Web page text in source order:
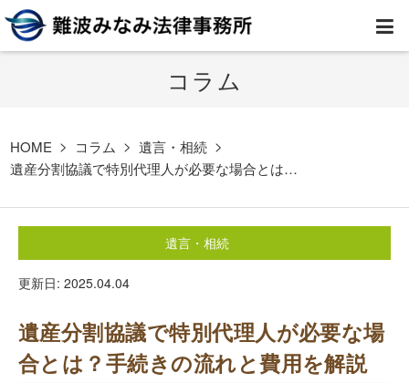
コラム
HOME コラム
遺言・相続
遺産分割協議で特別代理人が必要な場合とは…
遺言・相続
更新日: 2025.04.04
遺産分割協議で特別代理人が必要な場
合とは？手続きの流れと費用を解説
HOME
取扱業務
費用